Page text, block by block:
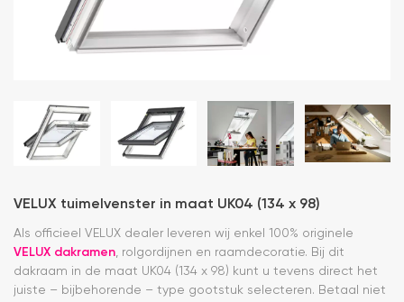
VELUX tuimelvenster in maat UK04 (134 x 98)
Als officieel VELUX dealer leveren wij enkel 100% originele
VELUX dakramen, rolgordijnen en raamdecoratie. Bij dit
dakraam in de maat UK04 (134 x 98) kunt u tevens direct het
juiste – bijbehorende – type gootstuk selecteren. Betaal niet